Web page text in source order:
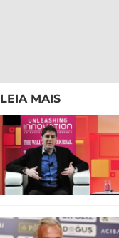
LEIA MAIS